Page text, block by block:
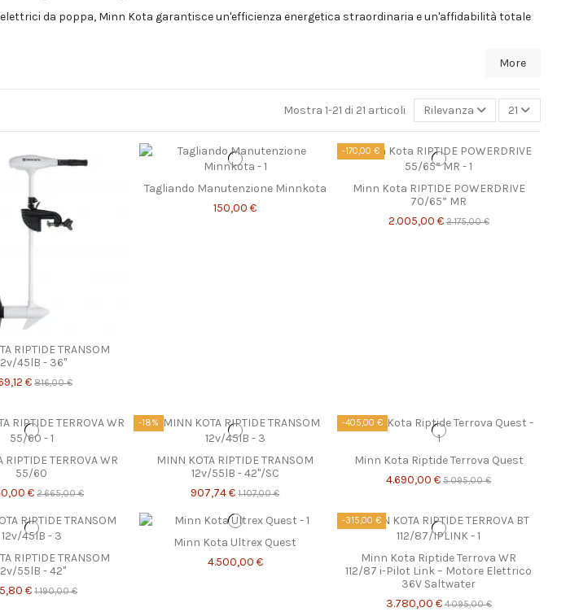
da poppa, Minn Kota garantisce un'efficienza energetica straordinaria e un'affidabilità totale
More
Mostra 1-21 di 21 articoli Rilevanza 21
RIPTIDE TRANSOM
45lB - 36"
€ 816,00 €
Tagliando Manutenzione Minnkota
150,00 €
-170,00 €
Minn Kota RIPTIDE POWERDRIVE
70/65” MR
2.005,00 €2.175,00 €
RIPTIDE TERROVA WR
55/60
€ 2.665,00 €
-18%
MINN KOTA RIPTIDE TRANSOM
12v/55lB - 42"/SC
907,74 €1.107,00 €
-405,00 €
Minn Kota Riptide Terrova Quest
4.690,00 €5.095,00 €
RIPTIDE TRANSOM
55lB - 42"
€ 1.190,00 €
Minn Kota Ultrex Quest
4.500,00 €
-315,00 €
Minn Kota Riptide Terrova WR
112/87 i-Pilot Link – Motore Elettrico
36V Saltwater
3.780,00 €4.095,00 €